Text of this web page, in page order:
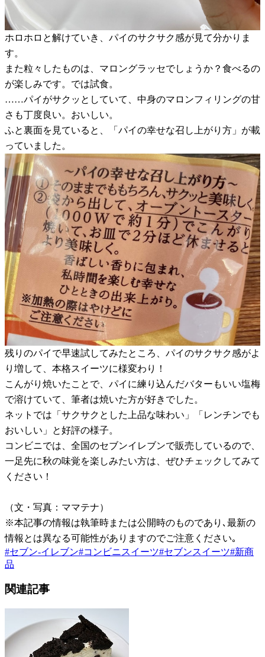
ホロホロと解けていき、パイのサクサク感が見て分かりま
す。
また粒々したものは、マロングラッセでしょうか？食べるの
が楽しみです。では試食。
……パイがサクッとしていて、中身のマロンフィリングの甘
さも丁度良い。おいしい。
ふと裏面を見ていると、「パイの幸せな召し上がり方」が載
っていました。
残りのパイで早速試してみたところ、パイのサクサク感がよ
り増して、本格スイーツに様変わり！
こんがり焼いたことで、パイに練り込んだバターもいい塩梅
で溶けていて、筆者は焼いた方が好きでした。
ネットでは「サクサクとした上品な味わい」「レンチンでも
おいしい」と好評の様子。
コンビニでは、全国のセブンイレブンで販売しているので、
一足先に秋の味覚を楽しみたい方は、ぜひチェックしてみて
ください！
（文・写真：ママテナ）
※本記事の情報は執筆時または公開時のものであり､最新の
情報とは異なる可能性がありますのでご注意ください｡
#セブン-イレブン#コンビニスイーツ#セブンスイーツ#新商
品
関連記事